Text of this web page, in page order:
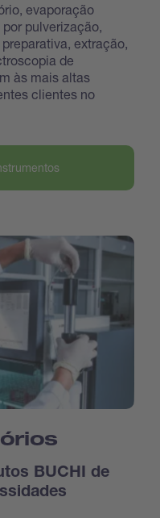
evaporação
pulverização,
extração,
de
às mais altas
clientes no
BUCHI de